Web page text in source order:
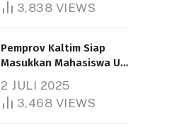
3,838 VIEWS
Pemprov Kaltim Siap
Masukkan Mahasiswa UT
Bantuan Pendidikan
Gratispol
2 JULI 2025
3,468 VIEWS